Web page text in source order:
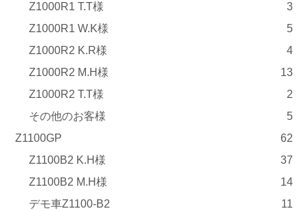
Z1000R1 T.T様
3
Z1000R1 W.K様
5
Z1000R2 K.R様
4
Z1000R2 M.H様
13
Z1000R2 T.T様
2
その他のお客様
5
Z1100GP
62
Z1100B2 K.H様
37
Z1100B2 M.H様
14
デモ車Z1100-B2
11